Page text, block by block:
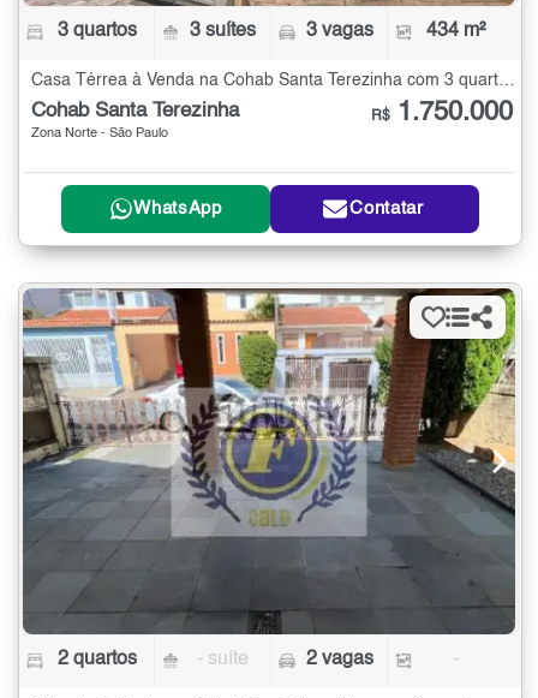
3 quartos 3 suítes 3 vagas 434 m²
Casa Térrea à Venda na Cohab Santa Terezinha com 3 quartos - 434 m²
Cohab Santa Terezinha
Zona Norte - São Paulo
R$ 1.750.000
WhatsApp Contatar
2 quartos - suíte 2 vagas -